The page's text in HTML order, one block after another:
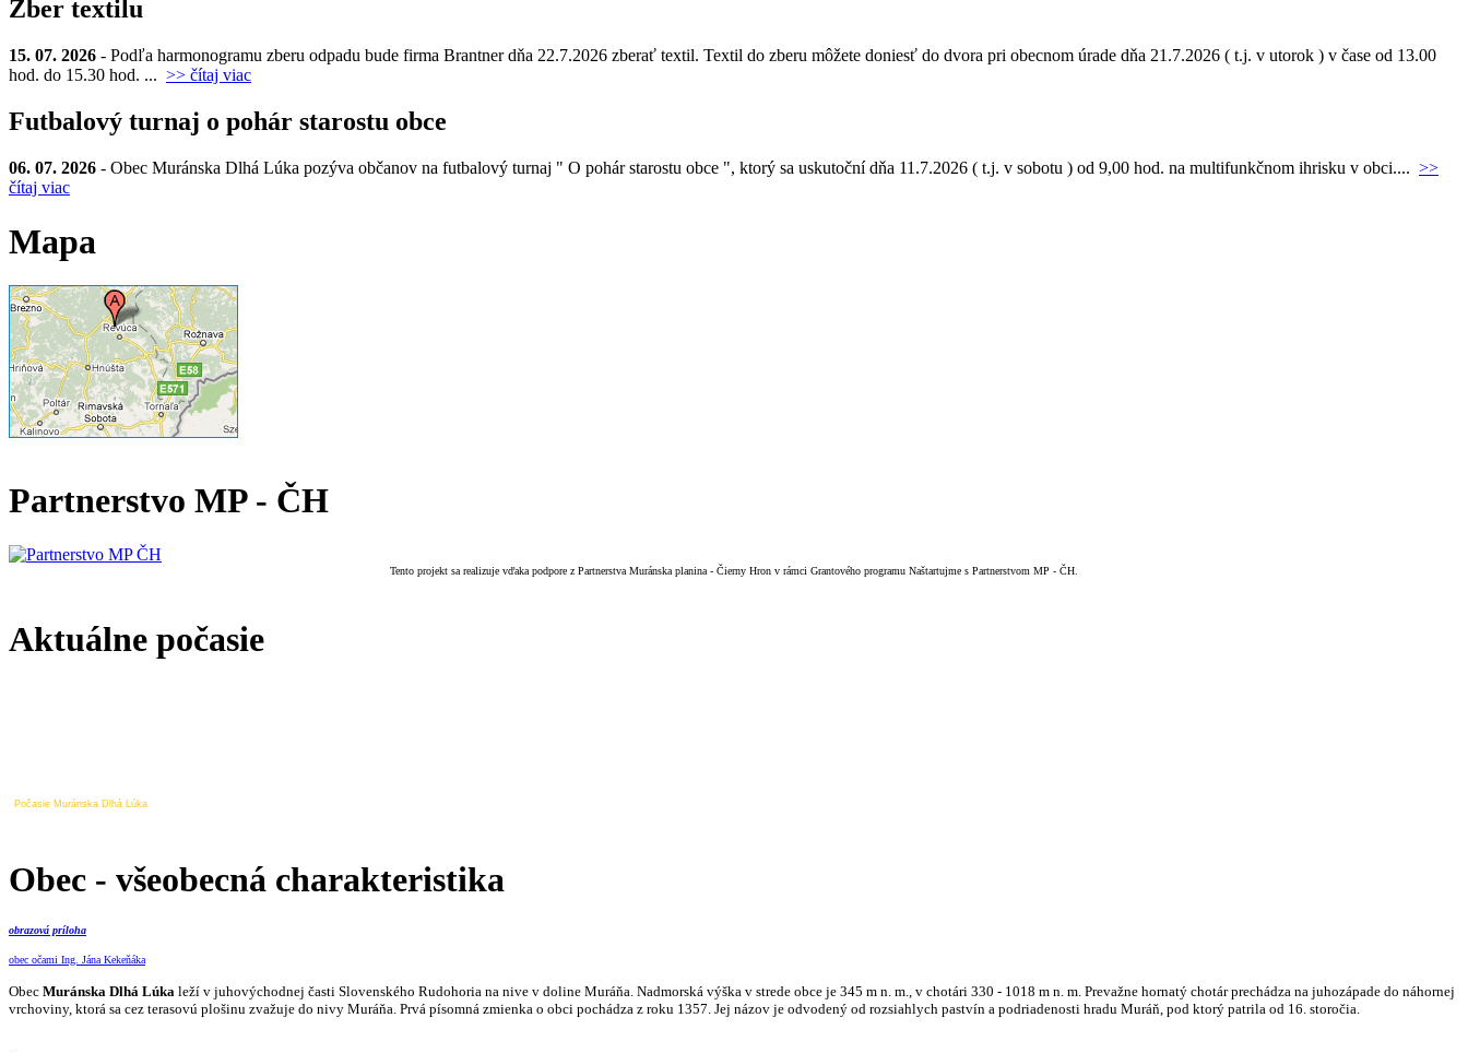
Zber textilu
15. 07. 2026 - Podľa harmonogramu zberu odpadu bude firma Brantner dňa 22.7.2026 zberať textil. Textil do zberu môžete doniesť do dvora pri obecnom úrade dňa 21.7.2026 ( t.j. v utorok ) v čase od 13.00
hod. do 15.30 hod. ... >> čítaj viac
Futbalový turnaj o pohár starostu obce
06. 07. 2026 - Obec Muránska Dlhá Lúka pozýva občanov na futbalový turnaj " O pohár starostu obce ", ktorý sa uskutoční dňa 11.7.2026 ( t.j. v sobotu ) od 9,00 hod. na multifunkčnom ihrisku v obci.... >>
čítaj viac
Mapa
Partnerstvo MP - ČH
Tento projekt sa realizuje vďaka podpore z Partnerstva Muránska planina - Čierny Hron v rámci Grantového programu Naštartujme s Partnerstvom MP - ČH.
Aktuálne počasie
Počasie Muránska Dlhá Lúka
Obec - všeobecná charakteristika
obrazová príloha
obec očami Ing. Jána Kekeňáka
Obec Muránska Dlhá Lúka leží v juhovýchodnej časti Slovenského Rudohoria na nive v doline Muráňa. Nadmorská výška v strede obce je 345 m n. m., v chotári 330 - 1018 m n. m. Prevažne hornatý chotár prechádza na juhozápade do náhornej
vrchoviny, ktorá sa cez terasovú plošinu zvažuje do nivy Muráňa. Prvá písomná zmienka o obci pochádza z roku 1357. Jej názov je odvodený od rozsiahlych pastvín a podriadenosti hradu Muráň, pod ktorý patrila od 16. storočia.